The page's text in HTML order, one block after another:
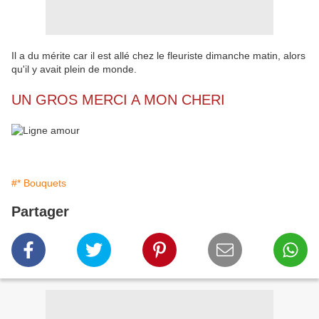
Il a du mérite car il est allé chez le fleuriste dimanche matin, alors
qu'il y avait plein de monde.
UN GROS MERCI A MON CHERI
#* Bouquets
Partager